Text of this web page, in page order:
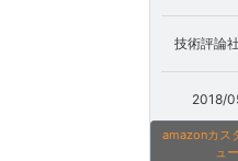
技術評論
2018/
amazonカス
ュー